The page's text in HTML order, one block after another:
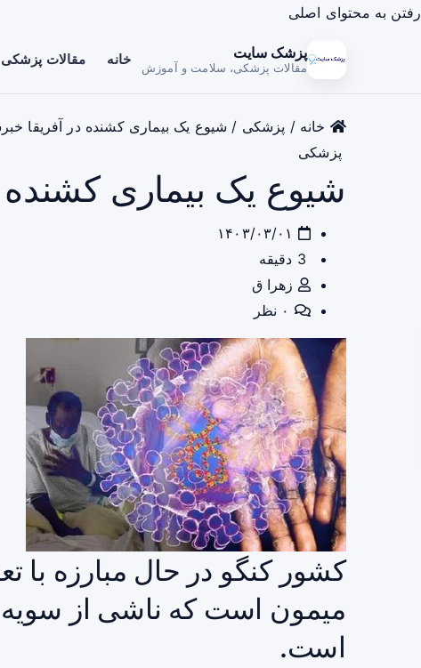
رفتن به محتوای اصلی
پزشک سایت
مقالات پزشکی، سلامت و آموزش خانه مقالات پزشکی
خانه / پزشکی / شیوع یک بیماری کشنده در آفریقا
پزشکی
شیوع یک بیماری
زهرا ق
کشور کنگو در حال مبارزه با
میمون است که ناشی از سویه
است.